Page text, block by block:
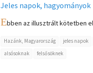
Jeles napok, hagyományok
Ebben az illusztrált kötetben
Hazánk, Magyarország jeles napok
alsósoknak
felsősöknek